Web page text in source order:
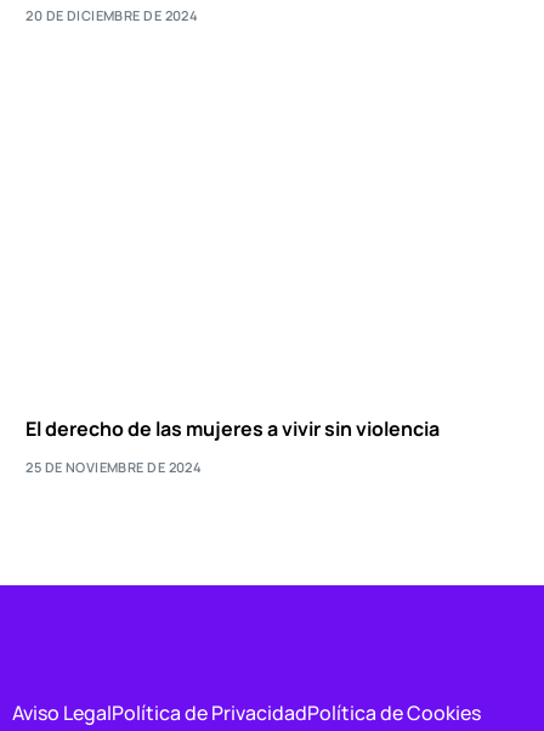
20 DE DICIEMBRE DE 2024
El derecho de las mujeres a vivir sin violencia
25 DE NOVIEMBRE DE 2024
Aviso LegalPolítica de PrivacidadPolítica de Cookies